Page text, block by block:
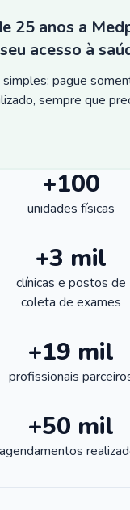
25 anos a
seu acesso à
simples: pague
sempre que
+100
unidades físicas
+3 mil
clínicas e postos de
coleta de exames
+19 mil
profissionais
+50 mil
agendamentos